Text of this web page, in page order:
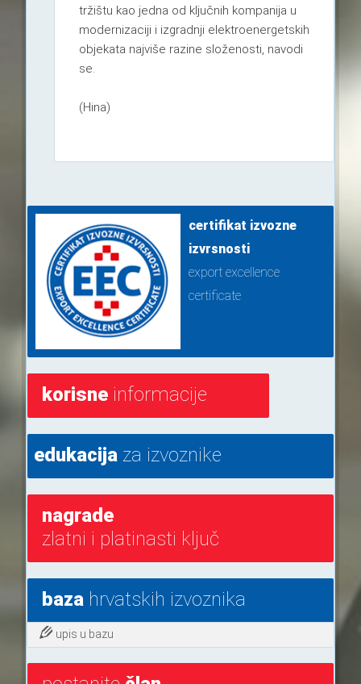
tržištu kao jedna od ključnih kompanija u
modernizaciji i izgradnji elektroenergetskih
objekata najviše razine složenosti, navodi
se.
(Hina)
certifikat izvozne
izvrsnosti
export excellence
certificate
korisneinformacije
edukacijaza izvoznike
nagrade
zlatni i platinasti ključ
bazahrvatskih izvoznika
upis u bazu